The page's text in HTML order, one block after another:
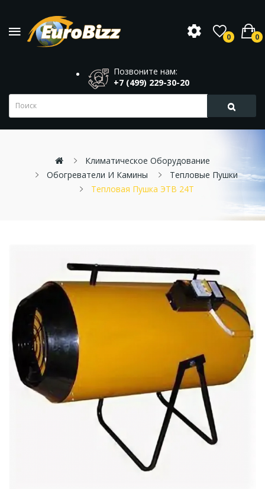
0 0
Позвоните нам:
+7 (499) 229-30-20
Климатическое Оборудование
Обогреватели И Камины
Тепловые Пушки
Тепловая Пушка ЭТВ 24Т